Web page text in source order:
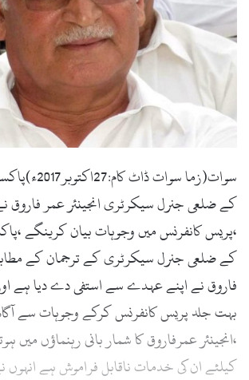
i
سوات(زما سوات
کے ضلعی جنرل سیکرٹری انجینئر عمر فاروق
،پریس کانفرنس میں وجوہات بیان کرینگے
کے ضلعی جنرل سیکرٹری کے ترجمان کے
فاروق نے اپنے عہدے سے استفی دے دیا ہے
بہت جلد پریس کانفرنس کرکے وجوہات سے
،انجینئر عمرفاروق کا شمار بانی رہنماؤں میں
کیلئے ان کی خدمات ناقابل فراموش ہے انہوں